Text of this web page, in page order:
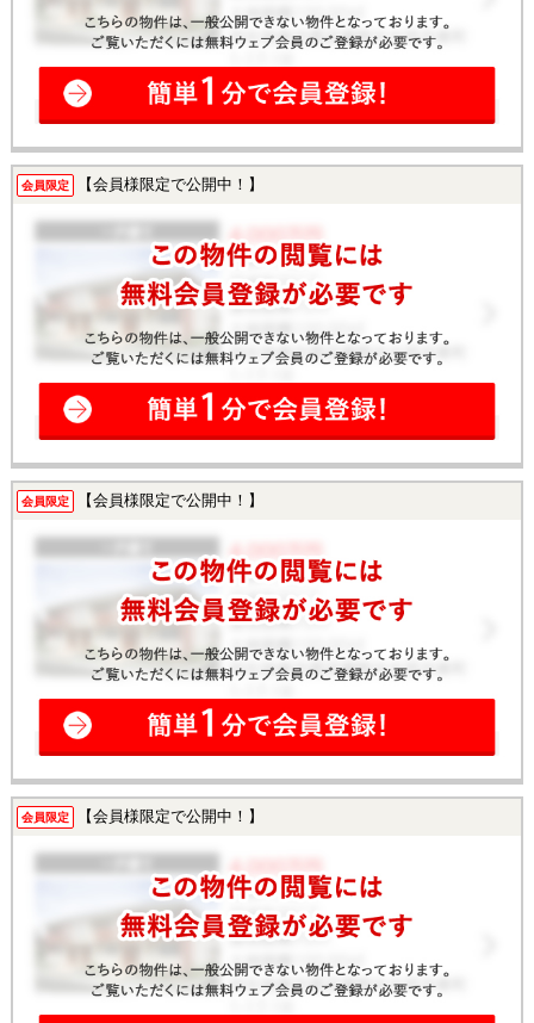
会員限定 【会員様限定で公開中！】
会員限定 【会員様限定で公開中！】
会員限定 【会員様限定で公開中！】